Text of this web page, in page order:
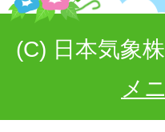
(C) 日本気象
メ